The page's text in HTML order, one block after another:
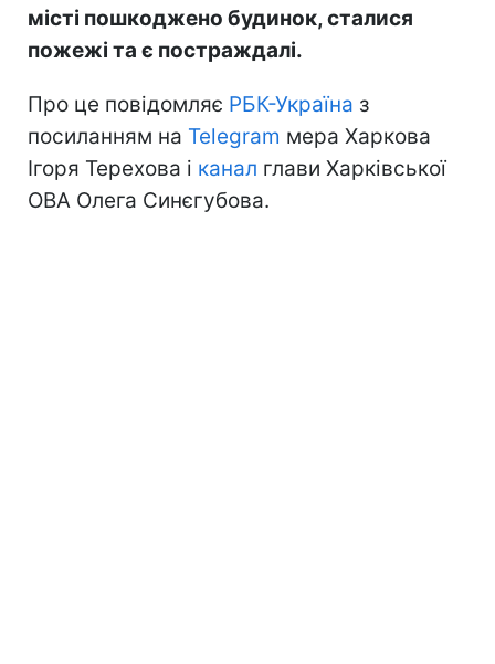
місті пошкоджено будинок, сталися
пожежі та є постраждалі.
Про це повідомляє РБК-Україна з
посиланням на Telegram мера Харкова
Ігоря Терехова і канал глави Харківської
ОВА Олега Синєгубова.